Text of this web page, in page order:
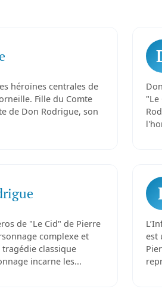
héroïnes centrales de
Fille du Comte
de Don Rodrigue, son
"Le
de "Le Cid" de Pierre
complexe et
classique
incarne les...
est